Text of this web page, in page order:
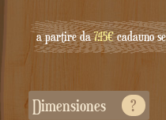
a partire da7.45€cadauno
Dimensiones ?